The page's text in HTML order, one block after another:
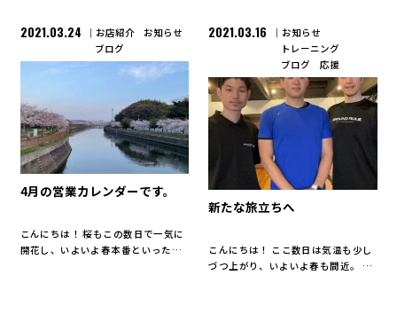
2021.03.24 お店紹介
お知らせ
ブログ
4月の営業カレンダーです。
こんにちは！ 桜もこの数日で一気に
開花し、いよいよ春本番といったへ
2021.03.16
お知らせ
トレーニング
ブログ
応援
新たな旅立ちへ
こんにちは！ ここ数日は気温も少し
づつ上がり、いよいよ春も間近。 な